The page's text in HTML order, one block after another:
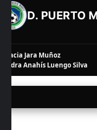
Jara Muñoz
Anahís Luengo Silva